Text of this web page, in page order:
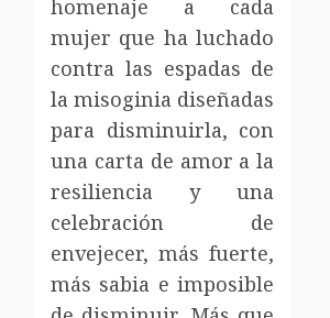
homenaje a cada
mujer que ha luchado
contra las espadas de
la misoginia diseñadas
para disminuirla, con
una carta de amor a la
resiliencia y una
celebración de
envejecer, más fuerte,
más sabia e imposible